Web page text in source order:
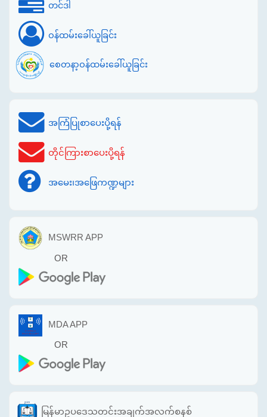
တင်ဒါ
ဝန်ထမ်းခေါ်ယူခြင်း
စေတနာ့ဝန်ထမ်းခေါ်ယူခြင်း
အကြံပြုစာပေးပို့ရန်
တိုင်ကြားစာပေးပို့ရန်
အမေး၊အဖြေကဏ္ဍများ
MSWRR APP
OR
MDA APP
OR
မြန်မာဥပဒေသတင်းအချက်အလက်စနစ်